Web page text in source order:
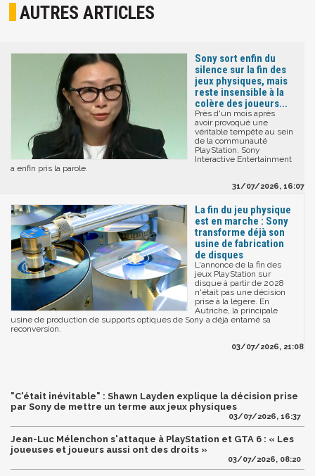
AUTRES ARTICLES
Sony sort enfin du
silence sur la fin des
jeux physiques, mais
reste insensible à la
colère des joueurs...
Près d'un mois après
avoir provoqué une
véritable tempête au sein
de la communauté
PlayStation, Sony
Interactive Entertainment
a enfin pris la parole.
31/07/2026, 16:07
La fin du jeu physique
est en marche : Sony
transforme déjà son
usine de fabrication
de disques
L'annonce de la fin des
jeux PlayStation sur
disque à partir de 2028
n'était pas une décision
prise à la légère. En
Autriche, la principale
usine de production de supports optiques de Sony a déjà entamé sa
reconversion.
03/07/2026, 21:08
"C'était inévitable" : Shawn Layden explique la décision prise
par Sony de mettre un terme aux jeux physiques
03/07/2026, 16:37
Jean-Luc Mélenchon s'attaque à PlayStation et GTA 6 : « Les
joueuses et joueurs aussi ont des droits »
03/07/2026, 08:20